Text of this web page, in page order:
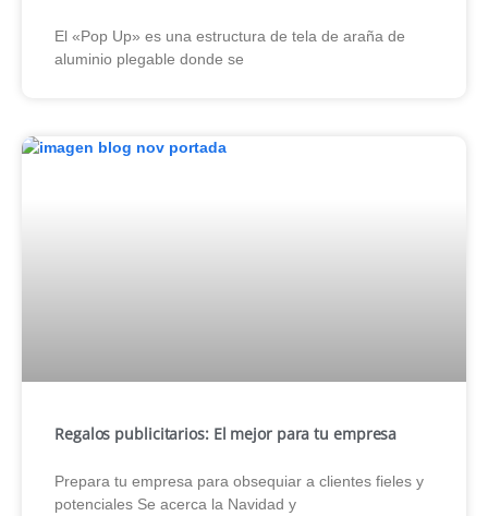
El «Pop Up» es una estructura de tela de araña de
aluminio plegable donde se
Regalos publicitarios: El mejor para tu empresa
Prepara tu empresa para obsequiar a clientes fieles y
potenciales Se acerca la Navidad y